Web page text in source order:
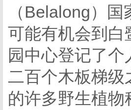
（Belalong）
可能有机会到白
园中心登记了
二百个木板梯
的许多野生植